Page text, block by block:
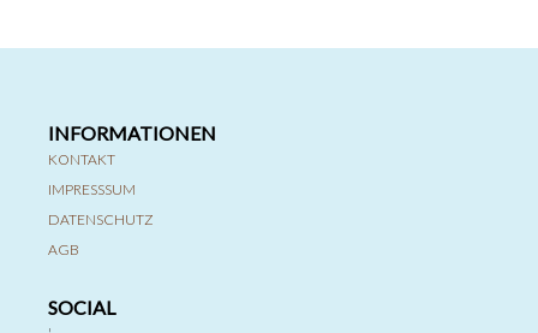
INFORMATIONEN
KONTAKT
IMPRESSSUM
DATENSCHUTZ
AGB
SOCIAL